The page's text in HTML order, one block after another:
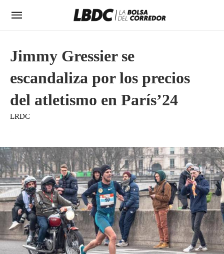
Jimmy Gressier se
escandaliza por los precios
del atletismo en París’24
LRDC